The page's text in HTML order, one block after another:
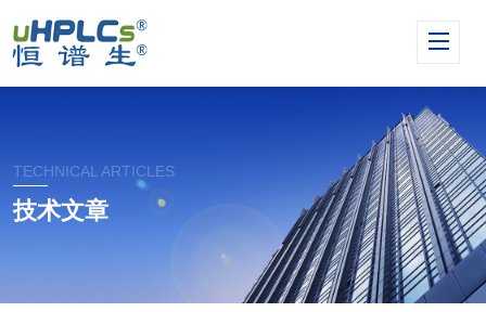
TECHNICAL ARTICLES
技术文章